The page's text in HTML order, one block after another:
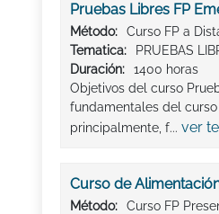
Pruebas Libres FP
Método:
Curso FP a
Tematica:
PRUEBAS
Duración:
1400 horas
Objetivos del curso
fundamentales del curso
principalmente, f... ver
Curso de
Método:
Curso FP